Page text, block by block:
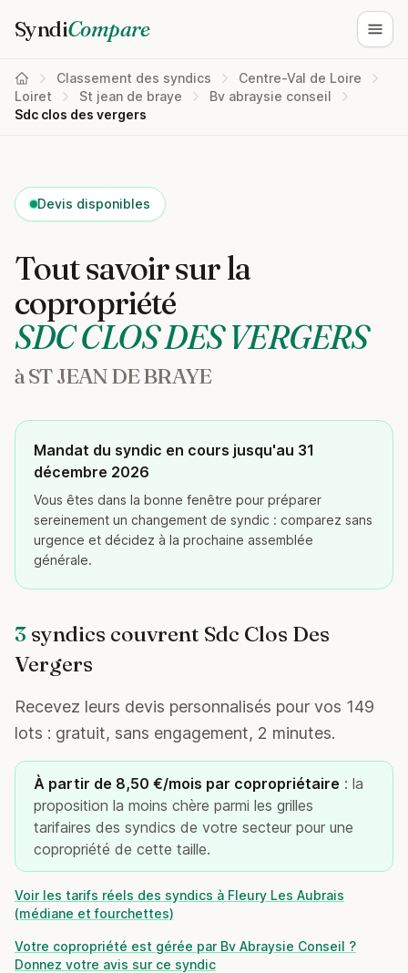
SyndiCompare
Classement des syndics
Centre-Val de Loire
Loiret
St jean de braye
Bv abraysie conseil
Sdc clos des vergers
Devis disponibles
Tout savoir sur la
copropriété
SDC CLOS DES VERGERS
à ST JEAN DE BRAYE
Mandat du syndic en cours jusqu'au 31
décembre 2026
Vous êtes dans la bonne fenêtre pour préparer
sereinement un changement de syndic : comparez sans
urgence et décidez à la prochaine assemblée
générale.
3 syndics couvrent Sdc Clos Des
Vergers
Recevez leurs devis personnalisés pour vos 149
lots : gratuit, sans engagement, 2 minutes.
À partir de 8,50 €/mois par copropriétaire : la
proposition la moins chère parmi les grilles
tarifaires des syndics de votre secteur pour une
copropriété de cette taille.
Voir les tarifs réels des syndics à Fleury Les Aubrais
(médiane et fourchettes)
Votre copropriété est gérée par Bv Abraysie Conseil ?
Donnez votre avis sur ce syndic